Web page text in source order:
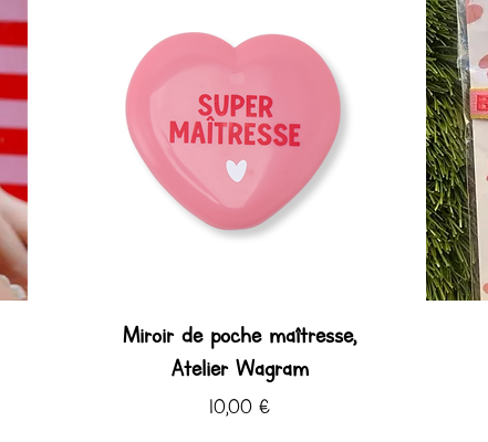
Miroir de poche maîtresse,
Atelier Wagram
Prix
10,00 €